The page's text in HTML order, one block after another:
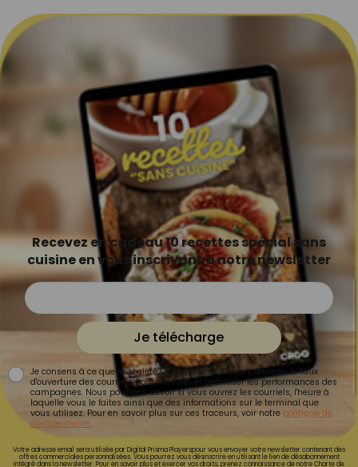
Recevez en cadeau 10 recettes spécial sans
cuisine en vous inscrivant à notre newsletter
Je télécharge
Je consens à ce que la société Digital Prisma Players analyse le taux
d'ouverture des courriels pour mesurer et optimiser les performances des
campagnes. Nous pourrons savoir si vous ouvrez les courriels, l'heure à
laquelle vous le faites ainsi que des informations sur le terminal que
vous utilisez. Pour en savoir plus sur ces traceurs, voir notre politique de
confidentialité.
Votre adresse email sera utilisée par Digital Prisma Playerspour vous envoyer votre newsletter contenant des
offres commerciales personnalisées. Vous pourrez vous désinscrire en utilisant le lien de désabonnement
intégré dans la newsletter. Pour en savoir plus et exercer vos droits, prenez connaissance de notreCharte de